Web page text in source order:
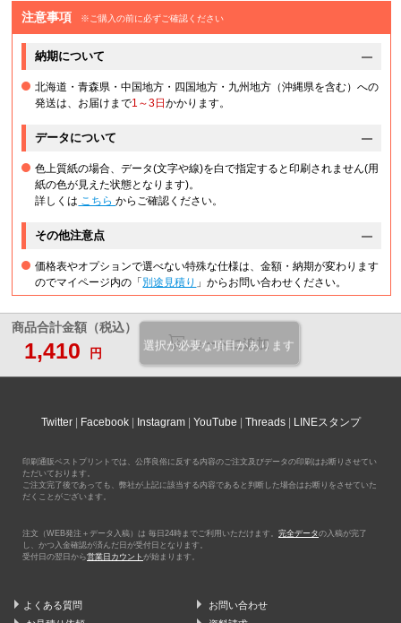
注意事項 ※ご購入の前に必ずご確認ください
納期について
北海道・青森県・中国地方・四国地方・九州地方（沖縄県を含む）への
発送は、お届けまで1～3日かかります。
データについて
色上質紙の場合、データ(文字や線)を白で指定すると印刷されません(用
紙の色が見えた状態となります)。
詳しくは こちらからご確認ください。
その他注意点
価格表やオプションで選べない特殊な仕様は、金額・納期が変わります
のでマイページ内の「 別途見積り 」からお問い合わせください。
商品合計金額（税込）
1,410 円
カートに追加
選択が必要な項目があります
Twitter Facebook Instagram YouTube Threads LINEスタンプ
印刷通販ベストプリントでは、公序良俗に反する内容のご注文及びデータの印刷はお断りさせてい
ただいております。
ご注文完了後であっても、弊社が上記に該当する内容であると判断した場合はお断りをさせていた
だくことがございます。
注文（WEB発注＋データ入稿）は 毎日24時までご利用いただけます。 完全データの入稿が完了
し、かつ入金確認が済んだ日が受付日となります。
受付日の翌日から営業日カウント が始まります。
よくある質問
お問い合わせ